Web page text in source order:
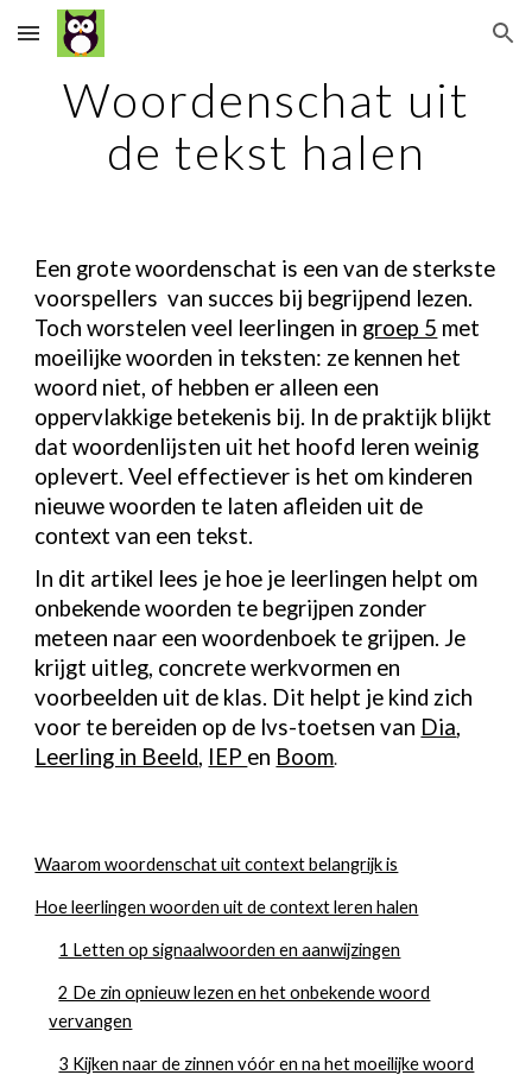
Skip to main content Skip to navigation
Woordenschat uit
de tekst halen
Een grote woordenschat is een van de sterkste
voorspellers van succes bij begrijpend lezen.
Toch worstelen veel leerlingen in groep 5 met
moeilijke woorden in teksten: ze kennen het
woord niet, of hebben er alleen een
oppervlakkige betekenis bij. In de praktijk blijkt
dat woordenlijsten uit het hoofd leren weinig
oplevert. Veel effectiever is het om kinderen
nieuwe woorden te laten afleiden uit de
context van een tekst.
In dit artikel lees je hoe je leerlingen helpt om
onbekende woorden te begrijpen zonder
meteen naar een woordenboek te grijpen. Je
krijgt uitleg, concrete werkvormen en
voorbeelden uit de klas. Dit helpt je kind zich
voor te bereiden op de lvs-toetsen van Dia,
Leerling in Beeld, IEP en Boom.
Waarom woordenschat uit context belangrijk is
Hoe leerlingen woorden uit de context leren halen
1 Letten op signaalwoorden en aanwijzingen
2 De zin opnieuw lezen en het onbekende woord
vervangen
3 Kijken naar de zinnen vóór en na het moeilijke woord